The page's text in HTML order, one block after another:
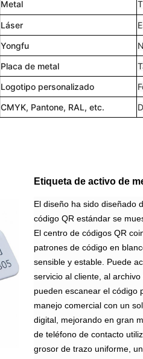
Metal
Láser
Yongfu
Placa de metal
Logotipo personalizado
CMYK, Pantone, RAL, etc.
Etiqueta de activo de
El diseño ha sido diseñado
código QR estándar se
El centro de códigos QR
patrones de código en
sensible y estable. Puede
servicio al cliente, al
pueden escanear el código
manejo comercial con un
digital, mejorando en gran
de teléfono de contacto
grosor de trazo uniforme,